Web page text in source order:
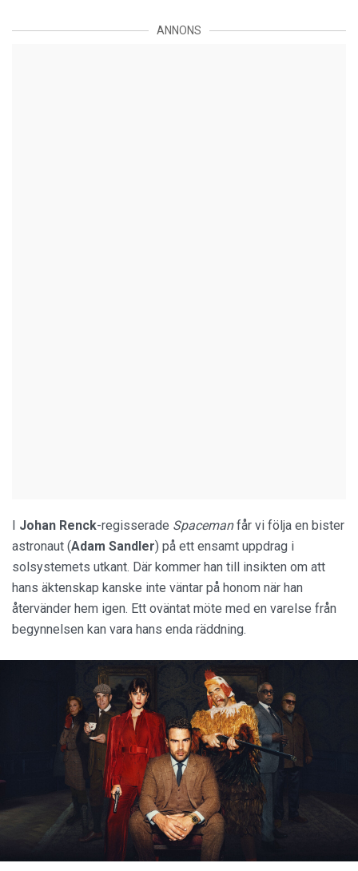
ANNONS
Johan Renck-regisserade Spacemanfår vi följa en bister
astronaut (Adam Sandler) på ett ensamt uppdrag i
solsystemets utkant. Där kommer han till insikten om att
hans äktenskap kanske inte väntar på honom när han
återvänder hem igen. Ett oväntat möte med en varelse från
begynnelsen kan vara hans enda räddning.